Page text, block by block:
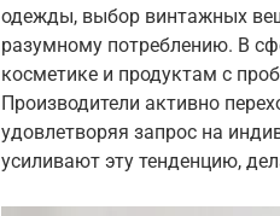
одежды, выбор винтажных
разумному потреблению. В
косметике и продуктам с
Производители активно
удовлетворяя запрос на
усиливают эту тенденцию,